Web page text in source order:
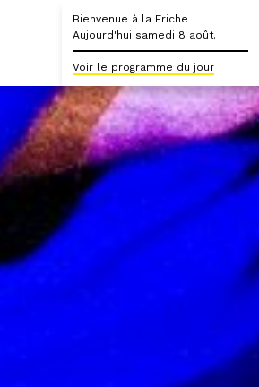
Bienvenue à la Friche
Aujourd'hui samedi 8 août.
Voir le programme du jour